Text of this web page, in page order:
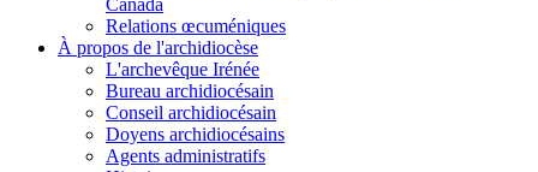
Relations œcuméniques
À propos de l'archidiocèse
L'archevêque Irénée
Bureau archidiocésain
Conseil archidiocésain
Doyens archidiocésains
Agents administratifs